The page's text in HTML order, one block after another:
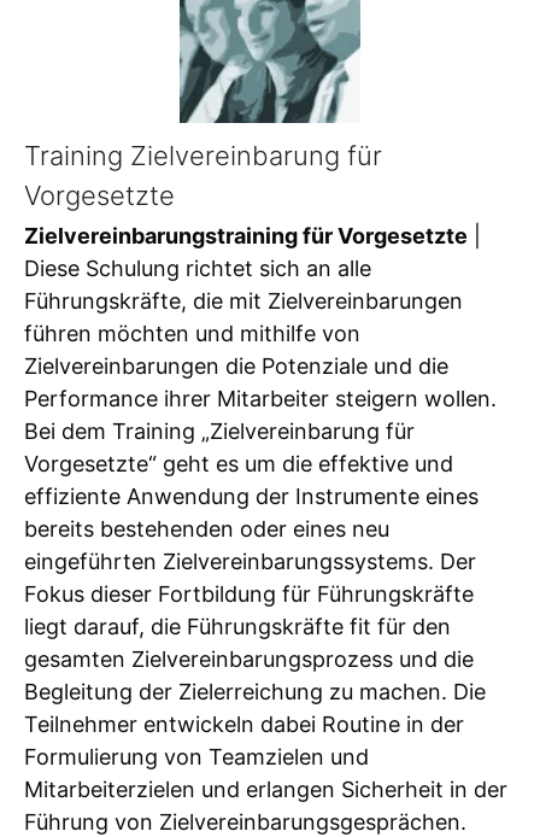
Training Zielvereinbarung für
Vorgesetzte
Zielvereinbarungstraining für Vorgesetzte
Diese Schulung richtet sich an alle
Führungskräfte, die mit Zielvereinbarungen
führen möchten und mithilfe von
Zielvereinbarungen die Potenziale und die
Performance ihrer Mitarbeiter steigern wollen.
Bei dem Training „Zielvereinbarung für
Vorgesetzte“ geht es um die effektive und
effiziente Anwendung der Instrumente eines
bereits bestehenden oder eines neu
eingeführten Zielvereinbarungssystems. Der
Fokus dieser Fortbildung für Führungskräfte
liegt darauf, die Führungskräfte fit für den
gesamten Zielvereinbarungsprozess und die
Begleitung der Zielerreichung zu machen. Die
Teilnehmer entwickeln dabei Routine in der
Formulierung von Teamzielen und
Mitarbeiterzielen und erlangen Sicherheit in der
Führung von Zielvereinbarungsgesprächen.